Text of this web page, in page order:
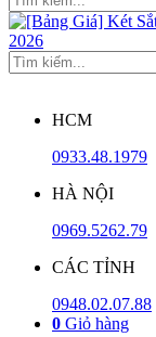
HCM
0933.48.1979
HÀ NỘI
0969.5262.79
CÁC TỈNH
0948.02.07.88
0 Giỏ hàng